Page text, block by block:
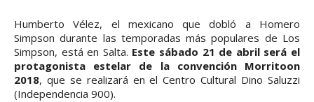
Humberto Vélez, el mexicano que dobló a Homero
Simpson durante las temporadas más populares de Los
Simpson, está en Salta. Este sábado 21 de abril será el
protagonista estelar de la convención Morritoon
2018, que se realizará en el Centro Cultural Dino Saluzzi
(Independencia 900).